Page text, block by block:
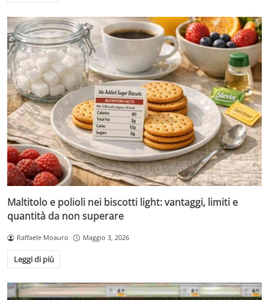
Maltitolo e polioli nei biscotti light: vantaggi, limiti e
quantità da non superare
Raffaele Moauro Maggio 3, 2026
Leggi di più